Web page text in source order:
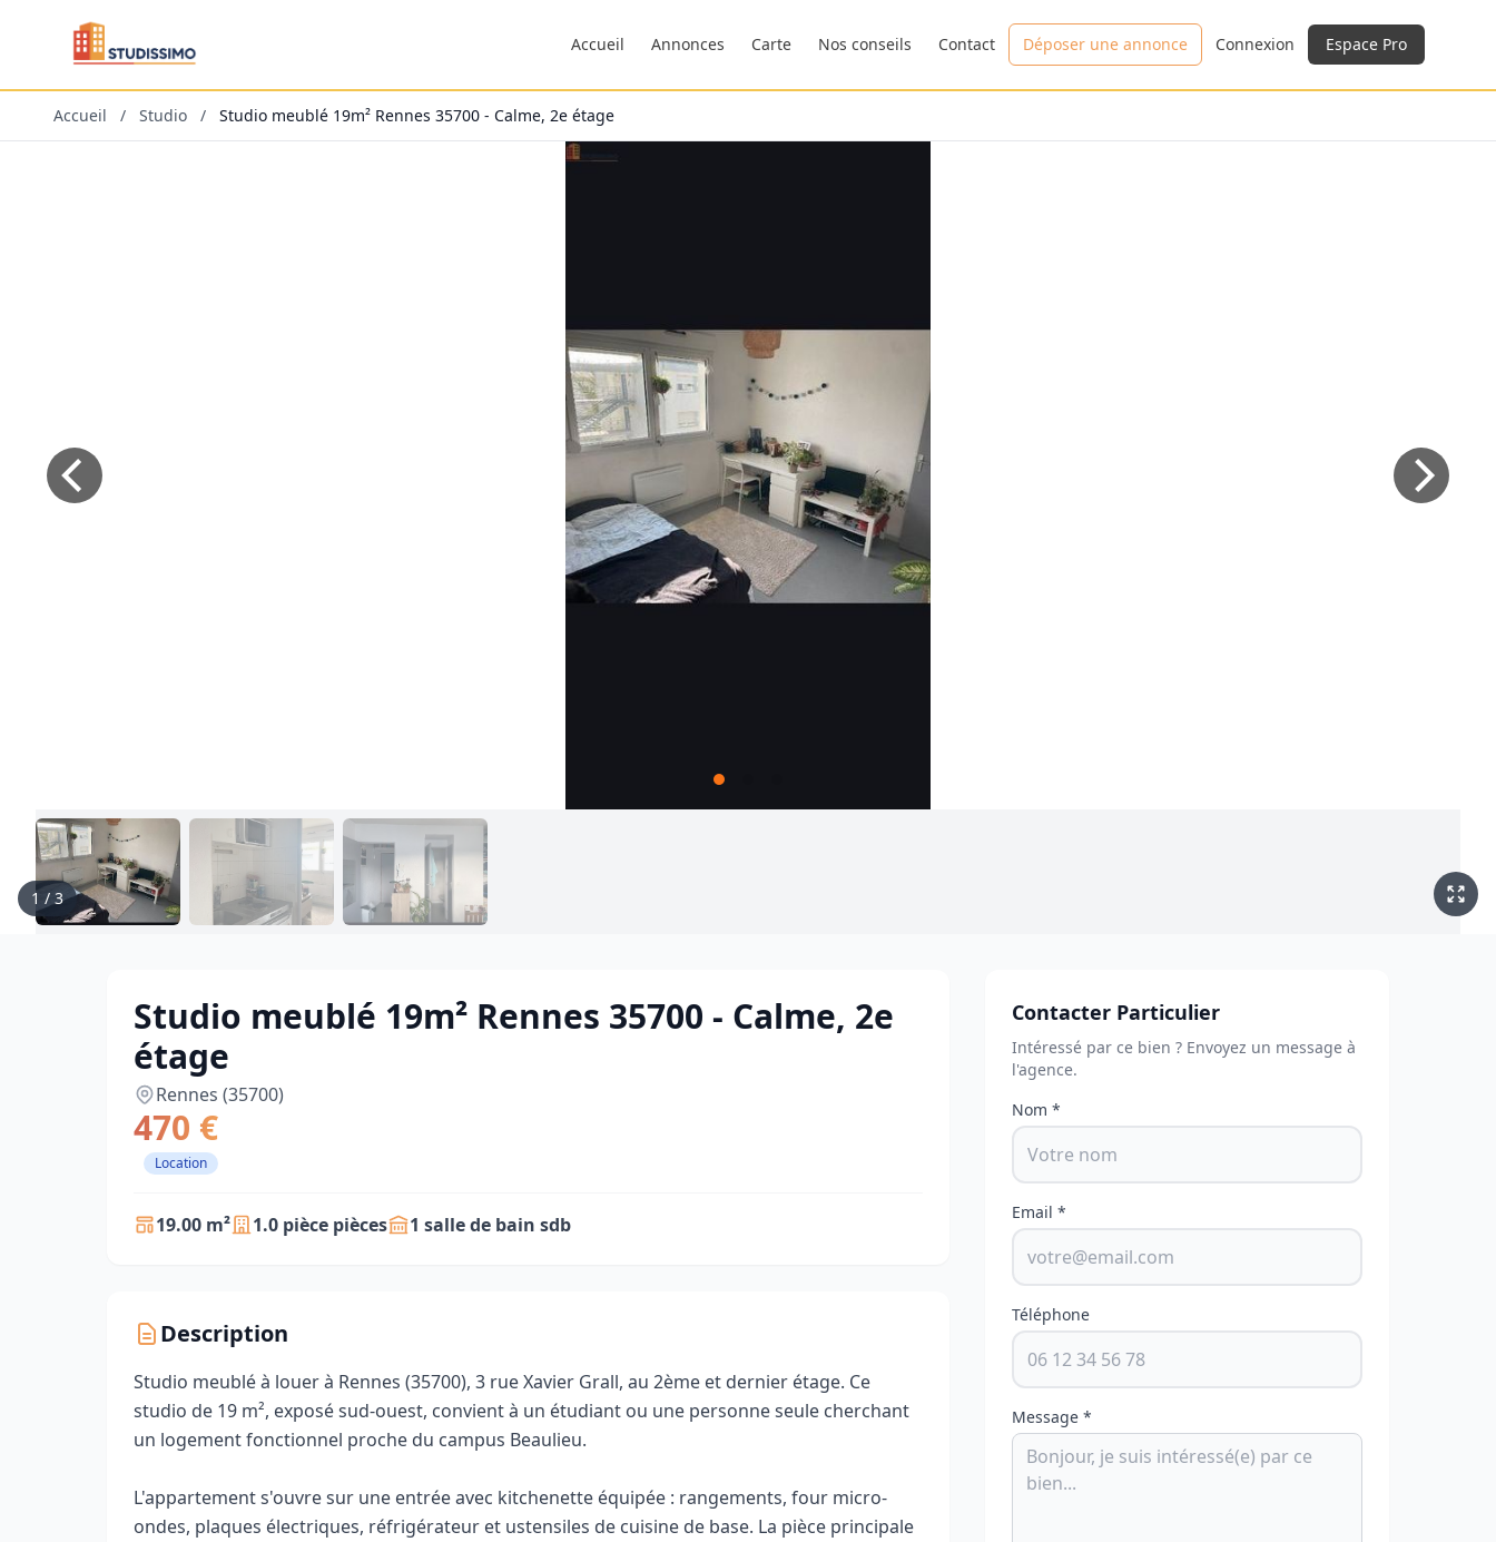
Accueil Annonces Carte Nos conseils Contact Déposer une annonce Connexion Espace Pro
Accueil / Studio / Studio meublé 19m² Rennes 35700 - Calme, 2e étage
1 / 3
Studio meublé 19m² Rennes 35700 - Calme, 2e
étage
Rennes (35700)
470 €
Location
19.00 m² 1.0 pièce pièces 1 salle de bain sdb
Description
Studio meublé à louer à Rennes (35700), 3 rue Xavier Grall, au 2ème et dernier étage. Ce
studio de 19 m², exposé sud-ouest, convient à un étudiant ou une personne seule cherchant
un logement fonctionnel proche du campus Beaulieu.
L'appartement s'ouvre sur une entrée avec kitchenette équipée : rangements, four micro-
ondes, plaques électriques, réfrigérateur et ustensiles de cuisine de base. La pièce principale
Contacter Particulier
Intéressé par ce bien ? Envoyez un message à
l'agence.
Nom *
Email *
Téléphone
Message *